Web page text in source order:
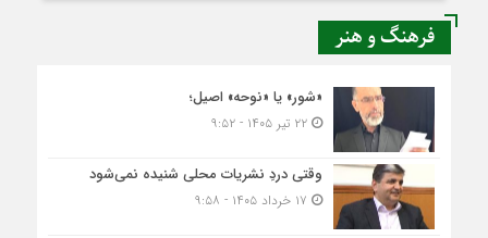
فرهنگ و هنر
«شور» یا «نوحه» اصیل؛
۲۲ تیر ۱۴۰۵ - ۹:۵۲
وقتی دردِ نشریات محلی شنیده نمی‌شود